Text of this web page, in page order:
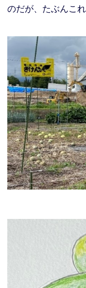
のだが、たぶんこれ